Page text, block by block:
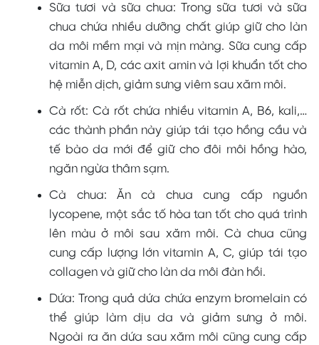
Sữa tươi và sữa chua: Trong sữa tươi và sữa
chua chứa nhiều dưỡng chất giúp giữ cho làn
da môi mềm mại và mịn màng. Sữa cung cấp
vitamin A, D, các axit amin và lợi khuẩn tốt cho
hệ miễn dịch, giảm sưng viêm sau xăm môi.
Cà rốt: Cà rốt chứa nhiều vitamin A, B6, kali,…
các thành phần này giúp tái tạo hồng cầu và
tế bào da mới để giữ cho đôi môi hồng hào,
ngăn ngừa thâm sạm.
Cà chua: Ăn cà chua cung cấp nguồn
lycopene, một sắc tố hòa tan tốt cho quá trình
lên màu ở môi sau xăm môi. Cà chua cũng
cung cấp lượng lớn vitamin A, C, giúp tái tạo
collagen và giữ cho làn da môi đàn hồi.
Dứa: Trong quả dứa chứa enzym bromelain có
thể giúp làm dịu da và giảm sưng ở môi.
Ngoài ra ăn dứa sau xăm môi cũng cung cấp